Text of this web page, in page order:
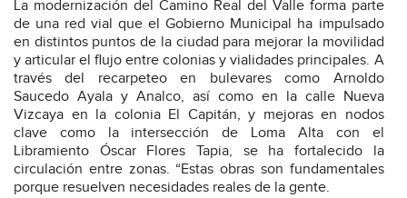
La modernización del Camino Real del Valle forma parte
de una red vial que el Gobierno Municipal ha impulsado
en distintos puntos de la ciudad para mejorar la movilidad
y articular el flujo entre colonias y vialidades principales. A
través del recarpeteo en bulevares como Arnoldo
Saucedo Ayala y Analco, así como en la calle Nueva
Vizcaya en la colonia El Capitán, y mejoras en nodos
clave como la intersección de Loma Alta con el
Libramiento Óscar Flores Tapia, se ha fortalecido la
circulación entre zonas. “Estas obras son fundamentales
porque resuelven necesidades reales de la gente.